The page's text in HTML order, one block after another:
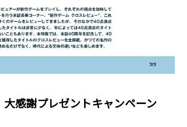
大感謝プレゼントキャンペーン